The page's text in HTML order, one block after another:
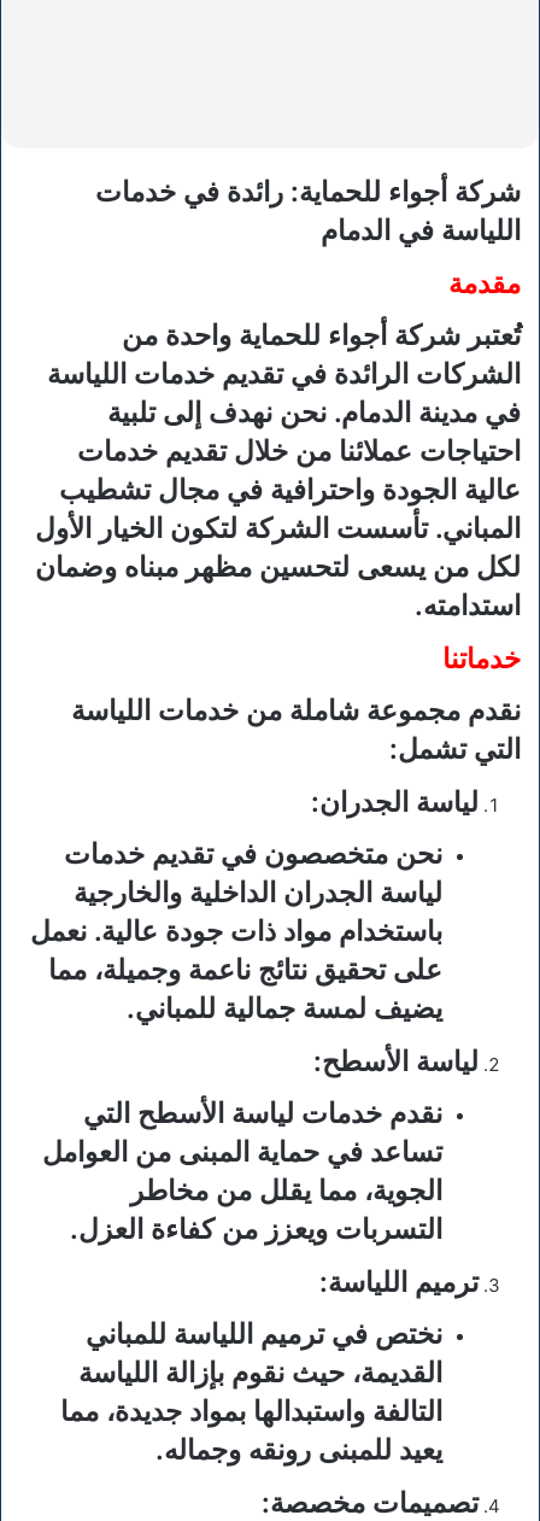
شركة أجواء للحماية: رائدة في خدمات
اللياسة في الدمام
مقدمة
تُعتبر شركة أجواء للحماية واحدة من
الشركات الرائدة في تقديم خدمات اللياسة
في مدينة الدمام. نحن نهدف إلى تلبية
احتياجات عملائنا من خلال تقديم خدمات
عالية الجودة واحترافية في مجال تشطيب
المباني. تأسست الشركة لتكون الخيار الأول
لكل من يسعى لتحسين مظهر مبناه وضمان
استدامته.
خدماتنا
نقدم مجموعة شاملة من خدمات اللياسة
التي تشمل:
لياسة الجدران:
نحن متخصصون في تقديم خدمات
لياسة الجدران الداخلية والخارجية
باستخدام مواد ذات جودة عالية. نعمل
على تحقيق نتائج ناعمة وجميلة، مما
يضيف لمسة جمالية للمباني.
لياسة الأسطح:
نقدم خدمات لياسة الأسطح التي
تساعد في حماية المبنى من العوامل
الجوية، مما يقلل من مخاطر
التسربات ويعزز من كفاءة العزل.
ترميم اللياسة:
نختص في ترميم اللياسة للمباني
القديمة، حيث نقوم بإزالة اللياسة
التالفة واستبدالها بمواد جديدة، مما
يعيد للمبنى رونقه وجماله.
تصميمات مخصصة: